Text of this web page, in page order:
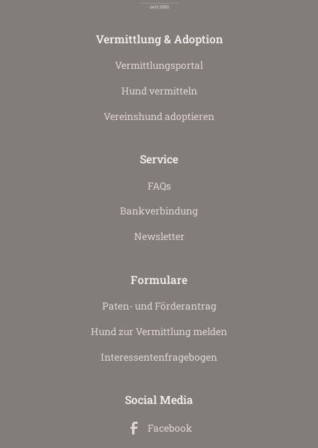
Vermittlung & Adoption
Vermittlungs­portal
Hund vermitteln
Vereinshund adoptieren
Service
FAQs
Bankverbindung
Newsletter
Formulare
Paten- und Förderantrag
Hund zur Vermittlung melden
Interessenten­fragebogen
Social Media
Facebook